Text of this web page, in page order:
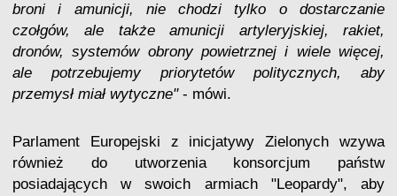
broni i amunicji, nie chodzi tylko o dostarczanie
czołgów, ale także amunicji artyleryjskiej, rakiet,
dronów, systemów obrony powietrznej i wiele więcej,
ale potrzebujemy priorytetów politycznych, aby
przemysł miał wytyczne"- mówi.
Parlament Europejski z inicjatywy Zielonych wzywa
również do utworzenia konsorcjum państw
posiadających w swoich armiach "Leopardy", aby